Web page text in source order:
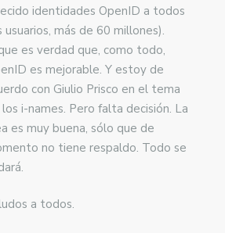
identidades OpenID a todos
usuarios, más de 60 millones).
es verdad que, como todo,
es mejorable. Y estoy de
con Giulio Prisco en el tema
i-names. Pero falta decisión. La
es muy buena, sólo que de
no tiene respaldo. Todo se
a todos.